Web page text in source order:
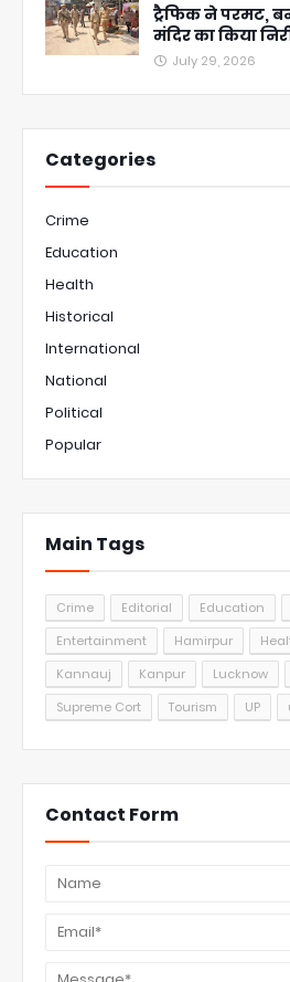
ट्रैफिक ने परमट,
मंदिर का किया
July 29, 2026
Categories
Crime
Education
Health
Historical
International
National
Political
Popular
Main Tags
Crime Editorial Education
Entertainment
Hamirpur
Kannauj
Kanpur Lucknow
Supreme Cort
Tourism UP
Contact Form